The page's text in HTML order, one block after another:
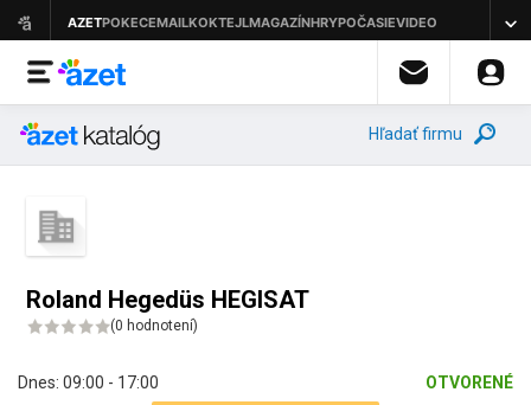
Hľadať firmu
Roland Hegedüs HEGISAT
(0 hodnotení)
Dnes: 09:00 - 17:00 OTVORENÉ